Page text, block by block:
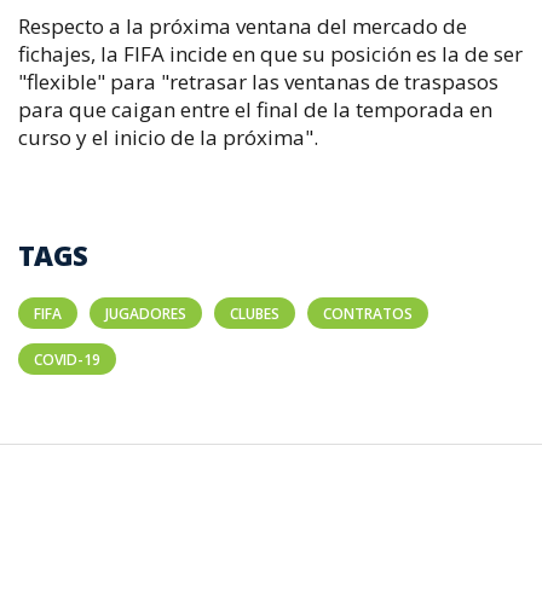
Respecto a la próxima ventana del mercado de
fichajes, la FIFA incide en que su posición es la de ser
"flexible" para "retrasar las ventanas de traspasos
para que caigan entre el final de la temporada en
curso y el inicio de la próxima".
TAGS
FIFA JUGADORES CLUBES CONTRATOS
COVID-19